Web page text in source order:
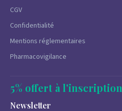
CGV
Confidentialité
Mentions réglementaires
Pharmacovigilance
5% offert à l'inscription
Newsletter